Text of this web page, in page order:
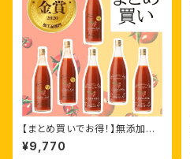
【まとめ買いでお得！】無添加ト
マトジュースFrutika飲み比べ
［720ml ×6本］
¥9,770